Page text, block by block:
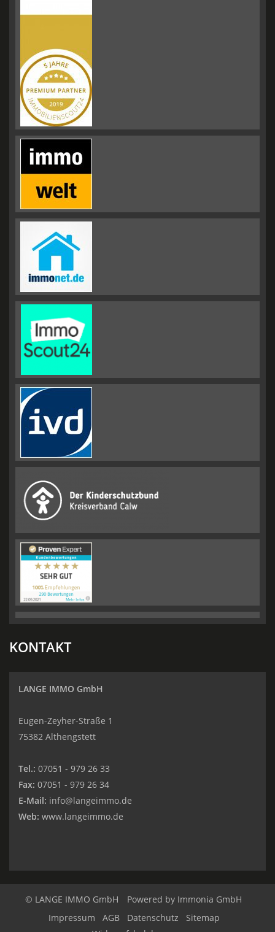
KONTAKT
LANGE IMMO GmbH
Eugen-Zeyher-Straße 1
75382 Althengstett
Tel.: 07051 - 979 26 33
Fax: 07051 - 979 26 34
E-Mail: info@langeimmo.de
Web: www.langeimmo.de
© LANGE IMMO GmbH Powered by Immonia GmbH
Impressum
AGB Datenschutz
Sitemap